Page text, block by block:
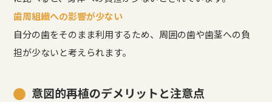
歯周組織への影響が少ない
自分の歯をそのまま利用するため、周囲の歯や歯茎への負
担が少ないと考えられます。
意図的再植のデメリットと注意点